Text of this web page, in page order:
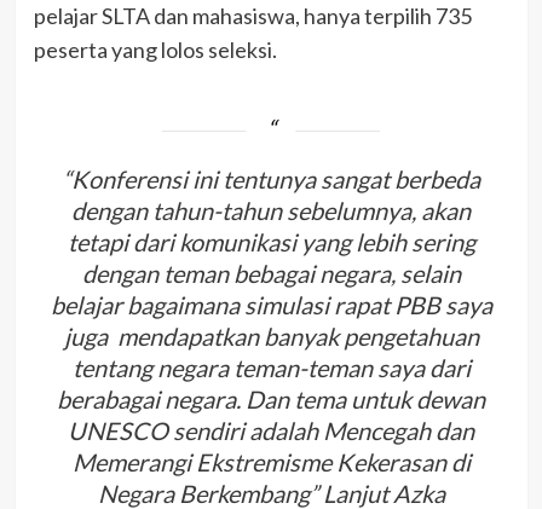
pelajar SLTA dan mahasiswa, hanya terpilih 735
peserta yang lolos seleksi.
“Konferensi ini tentunya sangat berbeda
dengan tahun-tahun sebelumnya, akan
tetapi dari komunikasi yang lebih sering
dengan teman bebagai negara, selain
belajar bagaimana simulasi rapat PBB saya
juga mendapatkan banyak pengetahuan
tentang negara teman-teman saya dari
berabagai negara. Dan tema untuk dewan
UNESCO sendiri adalah Mencegah dan
Memerangi Ekstremisme Kekerasan di
Negara Berkembang” Lanjut Azka